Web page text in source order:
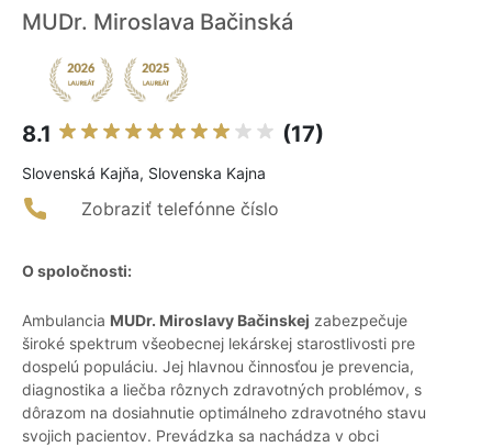
MUDr. Miroslava Bačinská
8.1 (17)
Slovenská Kajňa, Slovenska Kajna
Zobraziť telefónne číslo
O spoločnosti:
Ambulancia MUDr. Miroslavy Bačinskej zabezpečuje
široké spektrum všeobecnej lekárskej starostlivosti pre
dospelú populáciu. Jej hlavnou činnosťou je prevencia,
diagnostika a liečba rôznych zdravotných problémov, s
dôrazom na dosiahnutie optimálneho zdravotného stavu
svojich pacientov. Prevádzka sa nachádza v obci